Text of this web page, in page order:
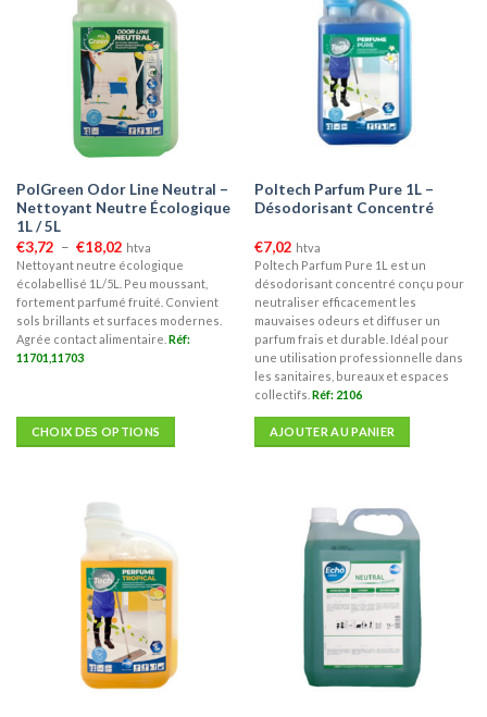
PolGreen Odor Line Neutral –
Nettoyant Neutre Écologique
1L / 5L
€3,72 – €18,02Plage
de
prix :
€3,72
à
€18,02
htva
Nettoyant neutre écologique
écolabellisé 1L/5L. Peu moussant,
fortement parfumé fruité. Convient
sols brillants et surfaces modernes.
Agrée contact alimentaire. Réf:
11701,11703
CHOIX DES OPTIONS
Poltech Parfum Pure 1L –
Désodorisant Concentré
€7,02 htva
Poltech Parfum Pure 1L est un
désodorisant concentré conçu pour
neutraliser efficacement les
mauvaises odeurs et diffuser un
parfum frais et durable. Idéal pour
une utilisation professionnelle dans
les sanitaires, bureaux et espaces
collectifs. Réf: 2106
AJOUTER AU PANIER